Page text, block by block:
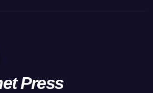
Press